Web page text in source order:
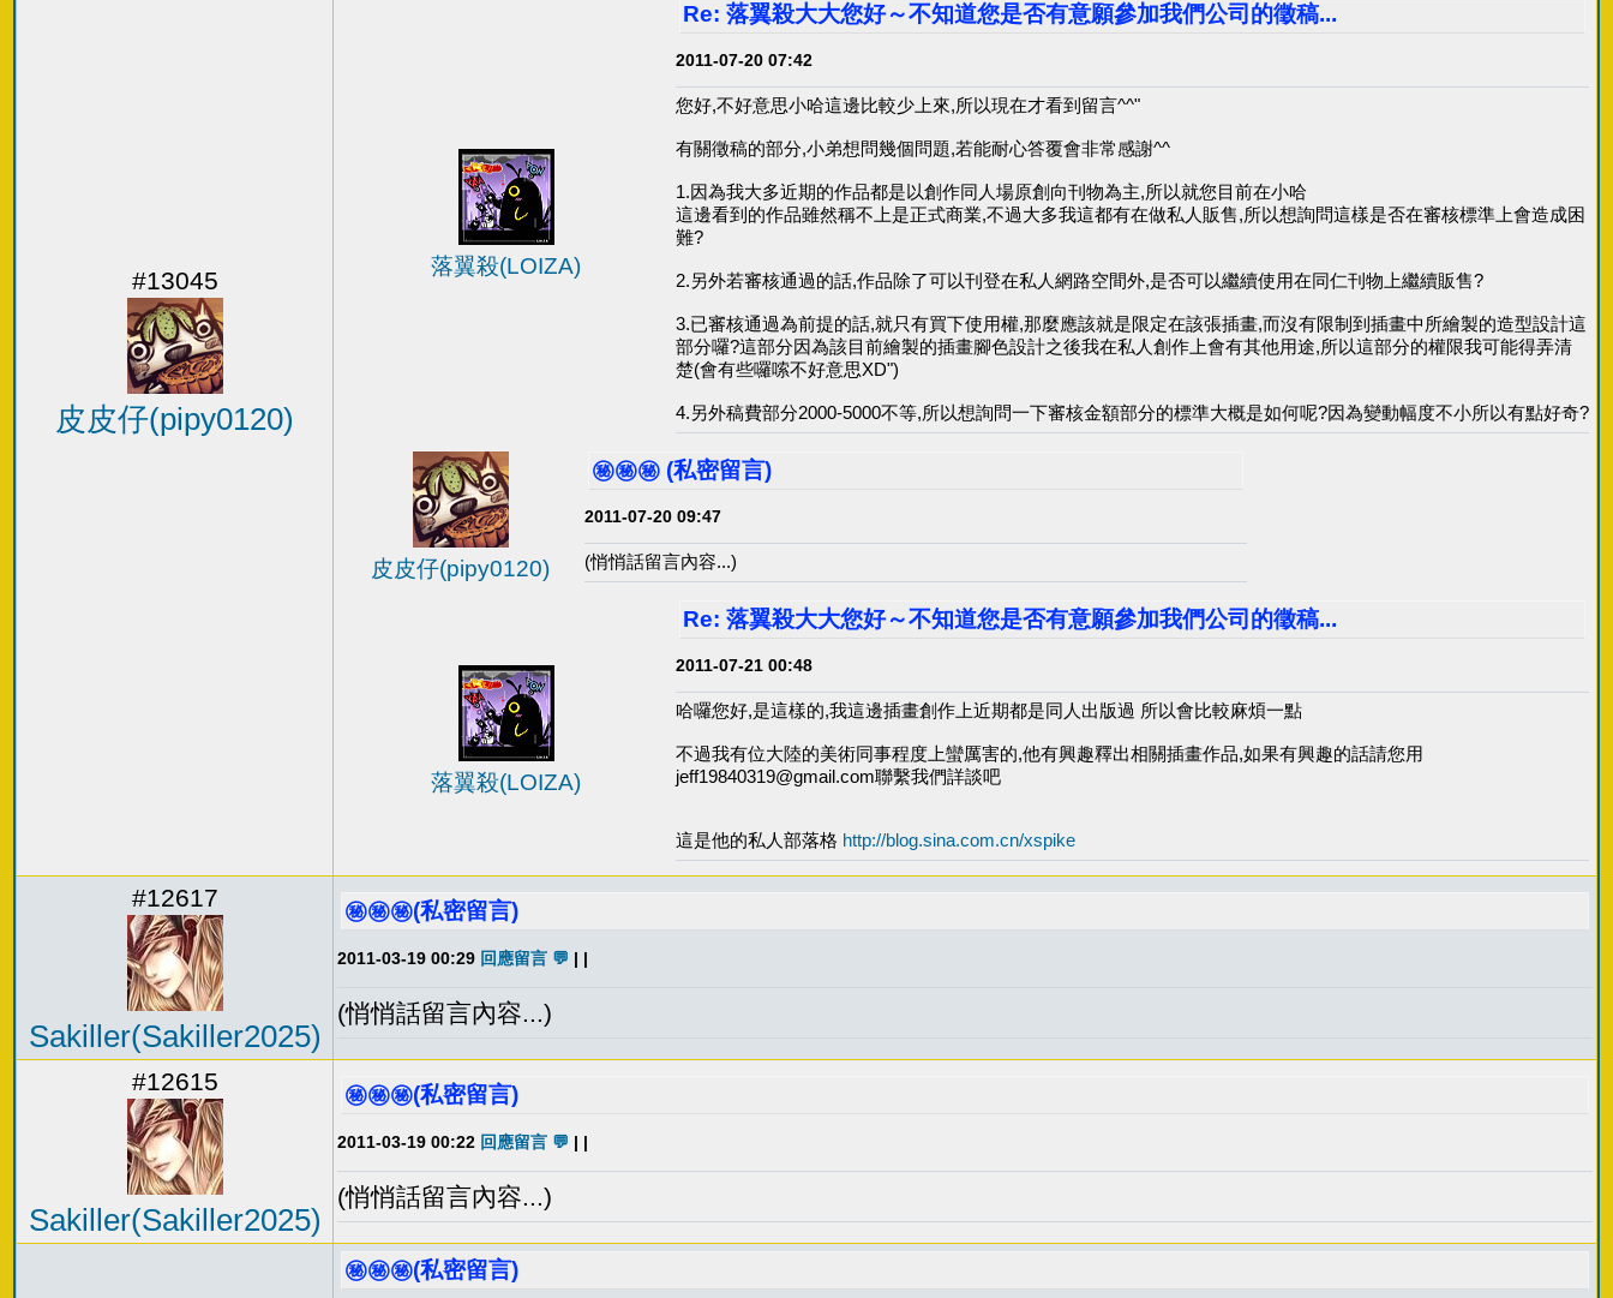
#13045
皮皮仔(pipy0120)
落翼殺(LOIZA)
Re: 落翼殺大大您好～不知道您是否有意願參加我們公司的徵稿...
2011-07-20 07:42
您好,不好意思小哈這邊比較少上來,所以現在才看到留言^^"
有關徵稿的部分,小弟想問幾個問題,若能耐心答覆會非常感謝^^
1.因為我大多近期的作品都是以創作同人場原創向刊物為主,所以就您目前在小哈
這邊看到的作品雖然稱不上是正式商業,不過大多我這都有在做私人販售,所以想詢問這樣是否在審核標準上會造成困
難?
2.另外若審核通過的話,作品除了可以刊登在私人網路空間外,是否可以繼續使用在同仁刊物上繼續販售?
3.已審核通過為前提的話,就只有買下使用權,那麼應該就是限定在該張插畫,而沒有限制到插畫中所繪製的造型設計這
部分囉?這部分因為該目前繪製的插畫腳色設計之後我在私人創作上會有其他用途,所以這部分的權限我可能得弄清
楚(會有些囉嗦不好意思XD")
4.另外稿費部分2000-5000不等,所以想詢問一下審核金額部分的標準大概是如何呢?因為變動幅度不小所以有點好奇?
皮皮仔(pipy0120)
㊙️㊙️㊙️ (私密留言)
2011-07-20 09:47
(悄悄話留言內容...)
落翼殺(LOIZA)
Re: 落翼殺大大您好～不知道您是否有意願參加我們公司的徵稿...
2011-07-21 00:48
哈囉您好,是這樣的,我這邊插畫創作上近期都是同人出版過 所以會比較麻煩一點
不過我有位大陸的美術同事程度上蠻厲害的,他有興趣釋出相關插畫作品,如果有興趣的話請您用
jeff19840319@gmail.com聯繫我們詳談吧
這是他的私人部落格 http://blog.sina.com.cn/xspike
#12617
Sakiller(Sakiller2025)
㊙️㊙️㊙️(私密留言)
2011-03-19 00:29 回應留言 💬 | |
(悄悄話留言內容...)
#12615
Sakiller(Sakiller2025)
㊙️㊙️㊙️(私密留言)
2011-03-19 00:22 回應留言 💬 | |
(悄悄話留言內容...)
㊙️㊙️㊙️(私密留言)